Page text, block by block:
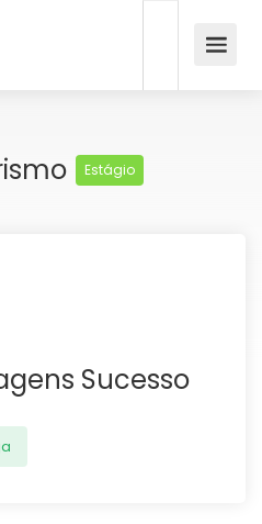
Estágio
Sucesso